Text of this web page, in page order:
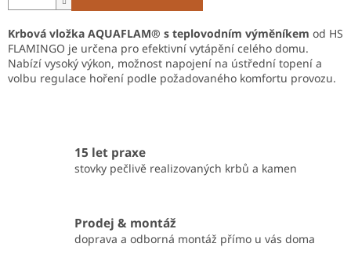
Krbová vložka AQUAFLAM® s teplovodním výměníkem od HS
FLAMINGO je určena pro efektivní vytápění celého domu.
Nabízí vysoký výkon, možnost napojení na ústřední topení a
volbu regulace hoření podle požadovaného komfortu provozu.
15 let praxe
stovky pečlivě realizovaných krbů a kamen
Prodej & montáž
doprava a odborná montáž přímo u vás doma